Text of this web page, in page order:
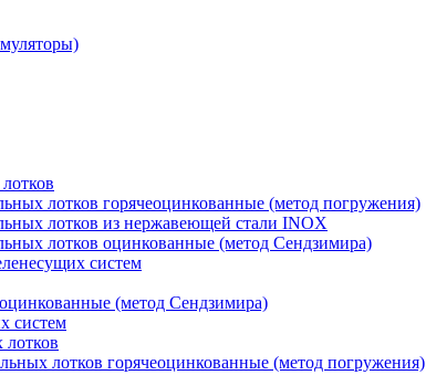
лотков горячеоцинкованные (метод погружения)
лотков из нержавеющей стали INOX
лотков оцинкованные (метод Сендзимира)
систем
(метод Сендзимира)
систем
лотков горячеоцинкованные (метод погружения)